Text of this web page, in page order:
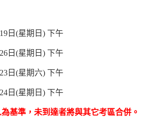
日(星期日) 下午
日(星期日) 下午
日(星期六) 下午
日(星期日) 下午
基準，未到達者將與其它考區合併。